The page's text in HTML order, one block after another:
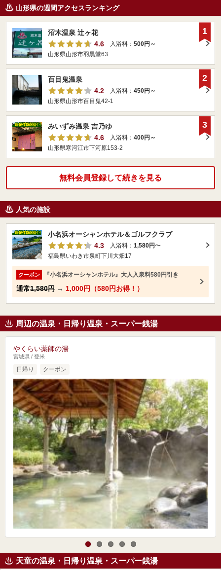
山形県の週間アクセスランキング
沼木温泉 辻ヶ花
4.6
入浴料： 500円～
山形県山形市羽黒堂63
1
百目鬼温泉
4.2
入浴料： 450円～
山形県山形市百目鬼42-1
2
みいずみ温泉 吉乃ゆ
4.6
入浴料： 400円～
山形県寒河江市下河原153-2
3
無料会員登録して続きを見る
人気の施設
小名浜オーシャンホテル＆ゴルフクラブ
4.3
入浴料： 1,580円〜
福島県いわき市泉町下川大畑17
クーポン 『小名浜オーシャンホテル』大人入泉料580円引き
通常1,580円 → 1,000円（580円お得！）
周辺の温泉・日帰り温泉・スーパー銭湯
やくらい薬師の湯
宮城県 / 登米
日帰り クーポン
天童の温泉・日帰り温泉・スーパー銭湯